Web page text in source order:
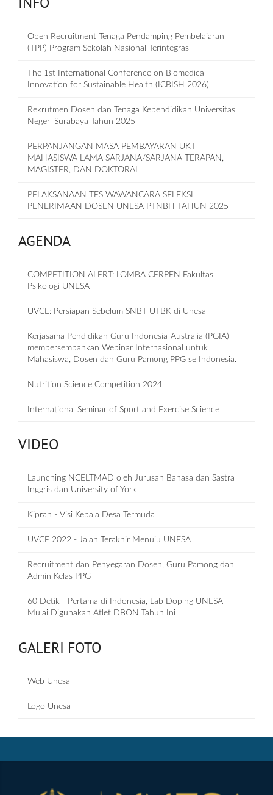
Open Recruitment Tenaga Pendamping Pembelajaran
(TPP) Program Sekolah Nasional Terintegrasi
The 1st International Conference on Biomedical
Innovation for Sustainable Health (ICBISH 2026)
Rekrutmen Dosen dan Tenaga Kependidikan Universitas
Negeri Surabaya Tahun 2025
PERPANJANGAN MASA PEMBAYARAN UKT
MAHASISWA LAMA SARJANA/SARJANA TERAPAN,
MAGISTER, DAN DOKTORAL
PELAKSANAAN TES WAWANCARA SELEKSI
PENERIMAAN DOSEN UNESA PTNBH TAHUN 2025
AGENDA
COMPETITION ALERT: LOMBA CERPEN Fakultas
Psikologi UNESA
UVCE: Persiapan Sebelum SNBT-UTBK di Unesa
Kerjasama Pendidikan Guru Indonesia-Australia (PGIA)
mempersembahkan Webinar Internasional untuk
Mahasiswa, Dosen dan Guru Pamong PPG se Indonesia.
Nutrition Science Competition 2024
International Seminar of Sport and Exercise Science
VIDEO
Launching NCELTMAD oleh Jurusan Bahasa dan Sastra
Inggris dan University of York
Kiprah - Visi Kepala Desa Termuda
UVCE 2022 - Jalan Terakhir Menuju UNESA
Recruitment dan Penyegaran Dosen, Guru Pamong dan
Admin Kelas PPG
60 Detik - Pertama di Indonesia, Lab Doping UNESA
Mulai Digunakan Atlet DBON Tahun Ini
GALERI FOTO
Web Unesa
Logo Unesa